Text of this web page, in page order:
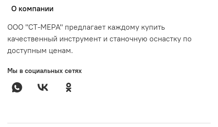
О компании
ООО "СТ-МЕРА" предлагает каждому купить
качественный инструмент и станочную оснастку по
доступным ценам.
Мы в социальных сетях